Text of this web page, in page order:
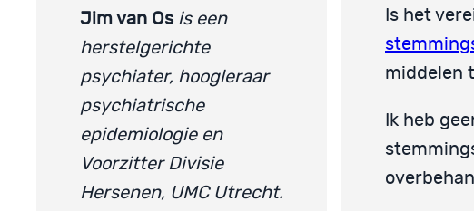
Jim van Os is een
herstelgerichte
psychiater, hoogleraar
psychiatrische
epidemiologie en
Voorzitter Divisie
Hersenen, UMC Utrecht.
Is het
middelen
Ik heb